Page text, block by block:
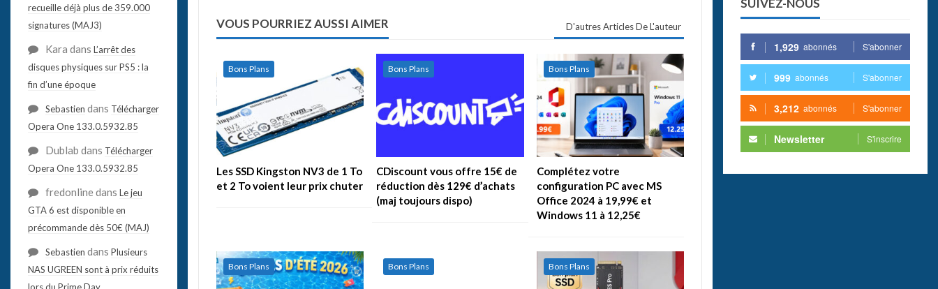
VOUS POURRIEZ AUSSI AIMER D'autres Articles De L'auteur
Bons Plans
Les SSD Kingston NV3 de 1 To
et 2 To voient leur prix chuter
Bons Plans
CDiscount vous offre 15€ de
réduction dès 129€ d’achats
(maj toujours dispo)
Bons Plans
Complétez votre
configuration PC avec MS
Office 2024 à 19,99€ et
Windows 11 à 12,25€
Bons Plans Bons Plans Bons Plans
SUIVEZ-NOUS
1,929 abonnés S'abonner
999 abonnés S'abonner
3,212 abonnés S'abonner
Newsletter S'inscrire
recueille déjà plus de 359.000
signatures (MAJ3)
Kara dans L’arrêt des
disques physiques sur PS5 : la
fin d’une époque
Sebastien dans Télécharger
Opera One 133.0.5932.85
Dublab dans Télécharger
Opera One 133.0.5932.85
fredonlinedans Le jeu
GTA 6 est disponible en
précommande dès 50€ (MAJ)
Sebastien dans Plusieurs
NAS UGREEN sont à prix réduits
lors du Prime Day